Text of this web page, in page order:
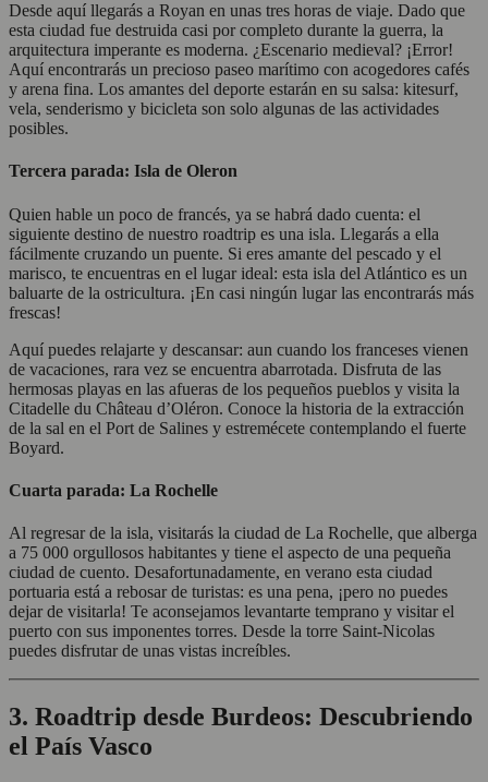
Desde aquí llegarás a Royan en unas tres horas de viaje. Dado que
esta ciudad fue destruida casi por completo durante la guerra, la
arquitectura imperante es moderna. ¿Escenario medieval? ¡Error!
Aquí encontrarás un precioso paseo marítimo con acogedores cafés
y arena fina. Los amantes del deporte estarán en su salsa: kitesurf,
vela, senderismo y bicicleta son solo algunas de las actividades
posibles.
Tercera parada: Isla de Oleron
Quien hable un poco de francés, ya se habrá dado cuenta: el
siguiente destino de nuestro roadtrip es una isla. Llegarás a ella
fácilmente cruzando un puente. Si eres amante del pescado y el
marisco, te encuentras en el lugar ideal: esta isla del Atlántico es un
baluarte de la ostricultura. ¡En casi ningún lugar las encontrarás más
frescas!
Aquí puedes relajarte y descansar: aun cuando los franceses vienen
de vacaciones, rara vez se encuentra abarrotada. Disfruta de las
hermosas playas en las afueras de los pequeños pueblos y visita la
Citadelle du Château d’Oléron. Conoce la historia de la extracción
de la sal en el Port de Salines y estremécete contemplando el fuerte
Boyard.
Cuarta parada: La Rochelle
Al regresar de la isla, visitarás la ciudad de La Rochelle, que alberga
a 75 000 orgullosos habitantes y tiene el aspecto de una pequeña
ciudad de cuento. Desafortunadamente, en verano esta ciudad
portuaria está a rebosar de turistas: es una pena, ¡pero no puedes
dejar de visitarla! Te aconsejamos levantarte temprano y visitar el
puerto con sus imponentes torres. Desde la torre Saint-Nicolas
puedes disfrutar de unas vistas increíbles.
3. Roadtrip desde Burdeos: Descubriendo
el País Vasco